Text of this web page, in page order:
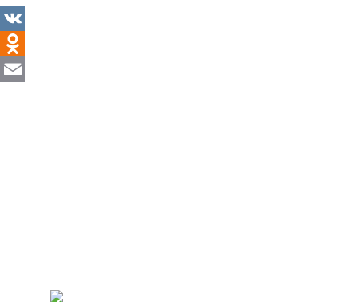
VK
Odnoklassniki